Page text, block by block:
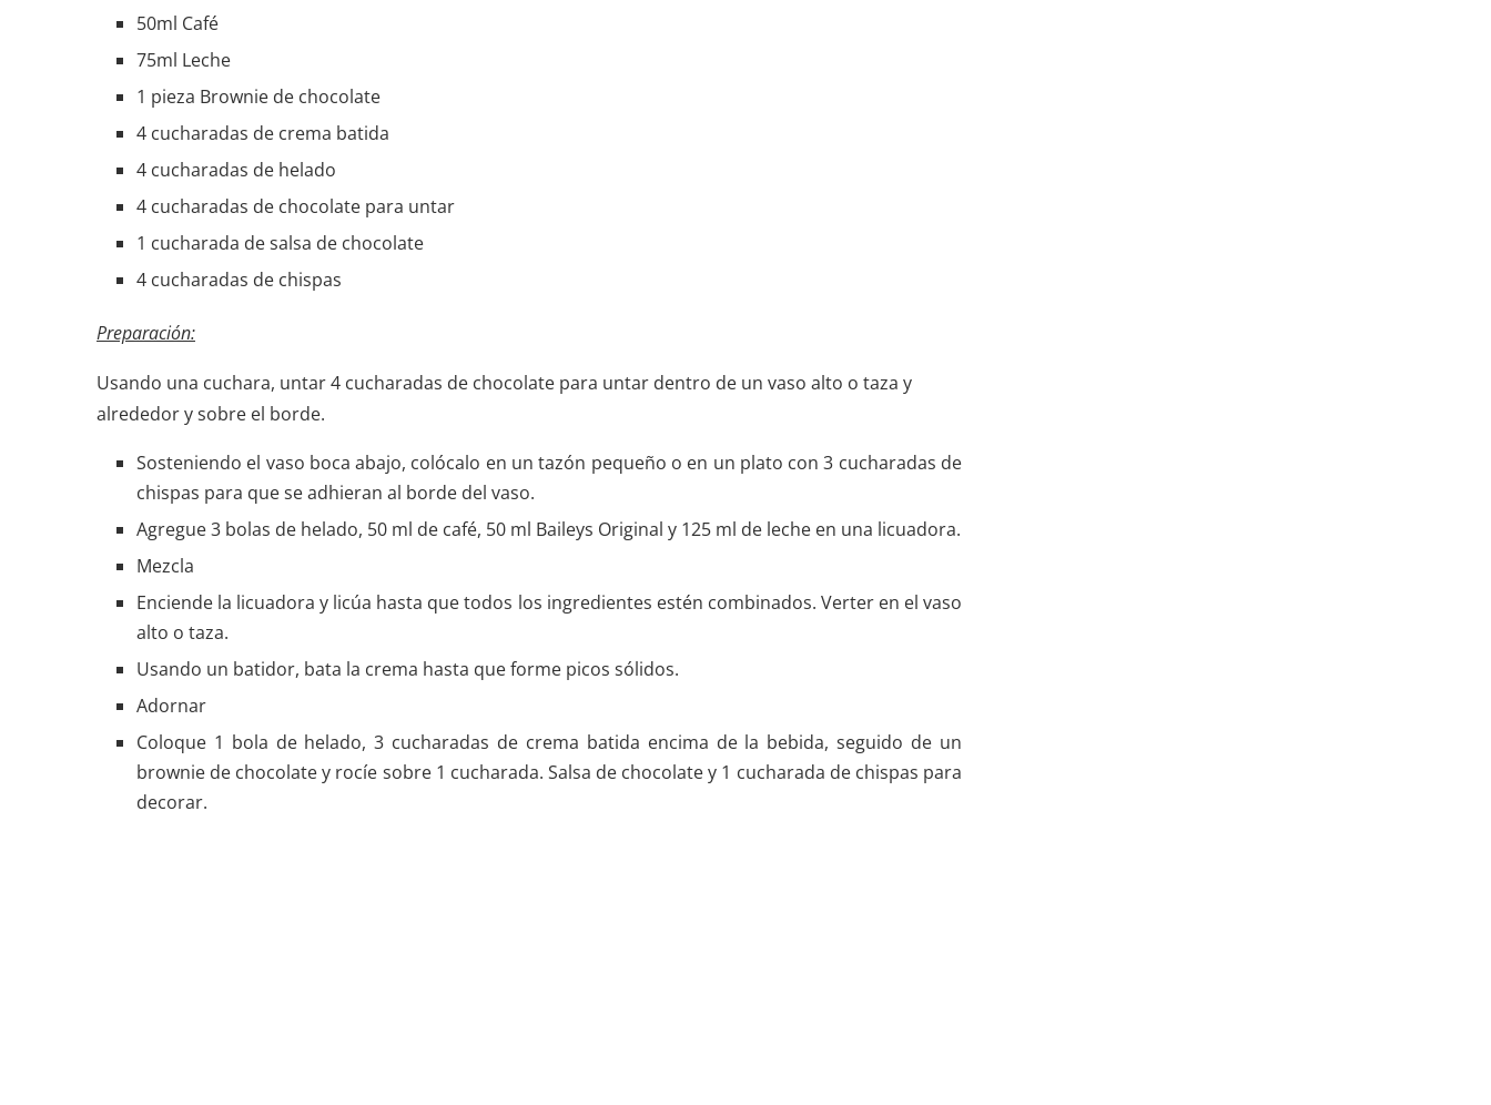
50ml Café
75ml Leche
1 pieza Brownie de chocolate
4 cucharadas de crema batida
4 cucharadas de helado
4 cucharadas de chocolate para untar
1 cucharada de salsa de chocolate
4 cucharadas de chispas
Preparación:
Usando una cuchara, untar 4 cucharadas de chocolate para untar dentro de un vaso alto o taza y
alrededor y sobre el borde.
Sosteniendo el vaso boca abajo, colócalo en un tazón pequeño o en un plato con 3 cucharadas de
chispas para que se adhieran al borde del vaso.
Agregue 3 bolas de helado, 50 ml de café, 50 ml Baileys Original y 125 ml de leche en una licuadora.
Mezcla
Enciende la licuadora y licúa hasta que todos los ingredientes estén combinados. Verter en el vaso
alto o taza.
Usando un batidor, bata la crema hasta que forme picos sólidos.
Adornar
Coloque 1 bola de helado, 3 cucharadas de crema batida encima de la bebida, seguido de un
brownie de chocolate y rocíe sobre 1 cucharada. Salsa de chocolate y 1 cucharada de chispas para
decorar.